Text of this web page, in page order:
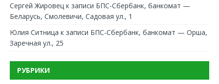
Сергей Жировец к записи БПС-Сбербанк, банкомат —
Беларусь, Смолевичи, Садовая ул., 1
Юлия Ситница к записи БПС-Сбербанк, банкомат — Орша,
Заречная ул., 25
РУБРИКИ